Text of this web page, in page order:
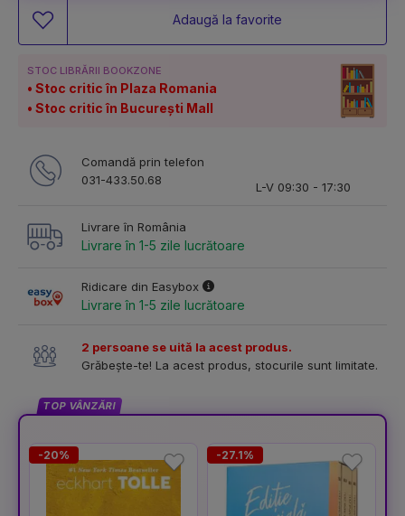
Adaugă la favorite
STOC LIBRĂRII BOOKZONE
Stoc critic în Plaza Romania
Stoc critic în București Mall
Comandă prin telefon
031-433.50.68
L-V 09:30 - 17:30
Livrare în România
Livrare în 1-5 zile lucrătoare
Ridicare din Easybox
Livrare în 1-5 zile lucrătoare
2 persoane se uită la acest produs.
Grăbește-te! La acest produs, stocurile sunt limitate.
TOP VÂNZĂRI
-20% -27.1%